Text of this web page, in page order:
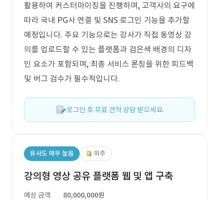
활용하여 커스터마이징을 진행하며, 고객사의 요구에
따라 국내 PG사 연결 및 SNS 로그인 기능을 추가할
예정입니다. 주요 기능으로는 강사가 직접 동영상 강
의를 업로드할 수 있는 플랫폼과 검은색 배경의 디자
인 요소가 포함되며, 최종 서비스 론칭을 위한 피드백
및 버그 검수가 필수적입니다.
로그인 후 무료 견적 상담 받으세요.
유사도 매우 높음 외주
강의형 영상 공유 플랫폼 웹 및 앱 구축
예상 금액
80,000,000원